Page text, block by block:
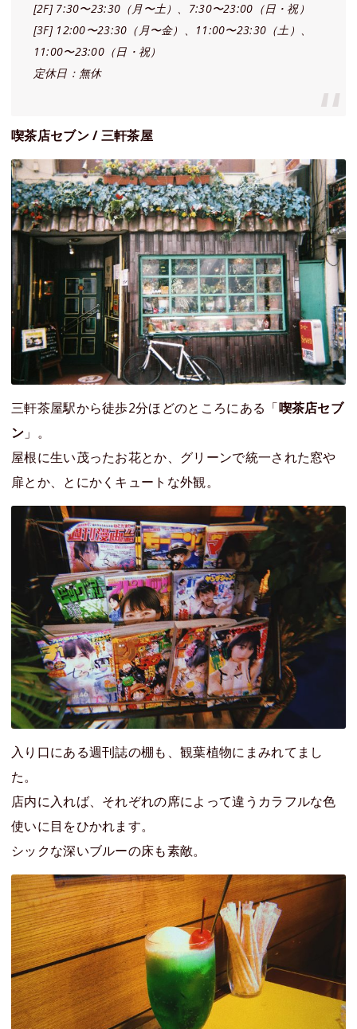
[2F] 7:30〜23:30（月〜土）、7:30〜23:00（日・祝）
[3F] 12:00〜23:30（月〜金）、11:00〜23:30（土）、
11:00〜23:00（日・祝）
定休日：無休
喫茶店セブン / 三軒茶屋
三軒茶屋駅から徒歩2分ほどのところにある「喫茶店セブ
ン 」。
屋根に生い茂ったお花とか、グリーンで統一された窓や
扉とか、とにかくキュートな外観。
入り口にある週刊誌の棚も、観葉植物にまみれてまし
た。
店内に入れば、それぞれの席によって違うカラフルな色
使いに目をひかれます。
シックな深いブルーの床も素敵。